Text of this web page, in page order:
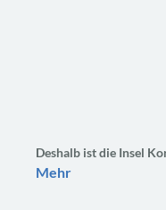
Deshalb ist die Insel
Mehr